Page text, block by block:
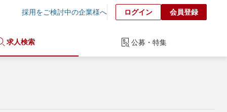
採用をご検討中の企業様へ ログイン 会員登録
求人検索 公募・特集